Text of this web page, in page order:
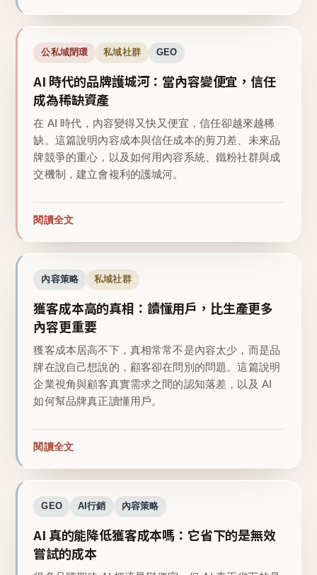
公私域閉環 私域社群 GEO
AI 時代的品牌護城河：當內容變便宜，信任
成為稀缺資產
在 AI 時代，內容變得又快又便宜，信任卻越來越稀
缺。這篇說明內容成本與信任成本的剪刀差、未來品
牌競爭的重心，以及如何用內容系統、鐵粉社群與成
交機制，建立會複利的護城河。
閱讀全文
內容策略 私域社群
獲客成本高的真相：讀懂用戶，比生產更多
內容更重要
獲客成本居高不下，真相常常不是內容太少，而是品
牌在說自己想說的，顧客卻在問別的問題。這篇說明
企業視角與顧客真實需求之間的認知落差，以及 AI
如何幫品牌真正讀懂用戶。
閱讀全文
GEO AI行銷 內容策略
AI 真的能降低獲客成本嗎：它省下的是無效
嘗試的成本